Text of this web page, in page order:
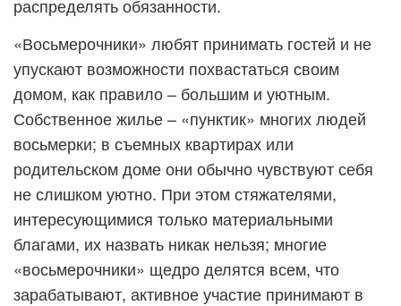
распределять обязанности.
«Восьмерочники» любят принимать гостей и не
упускают возможности похвастаться своим
домом, как правило – большим и уютным.
Собственное жилье – «пунктик» многих людей
восьмерки; в съемных квартирах или
родительском доме они обычно чувствуют себя
не слишком уютно. При этом стяжателями,
интересующимися только материальными
благами, их назвать никак нельзя; многие
«восьмерочники» щедро делятся всем, что
зарабатывают, активное участие принимают в